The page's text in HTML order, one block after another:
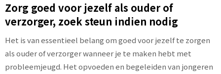
Zorg goed voor jezelf als ouder of
verzorger, zoek steun indien nodig
Het is van essentieel belang om goed voor jezelf te zorgen
als ouder of verzorger wanneer je te maken hebt met
probleemjeugd. Het opvoeden en begeleiden van jongeren